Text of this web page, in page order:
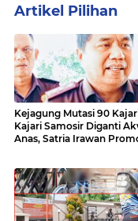
Artikel Pilihan
Kejagung Mutasi 90
Kajari Samosir Diganti
Anas, Satria Irawan